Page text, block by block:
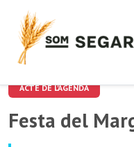
ACTE DE L'AGENDA
Festa del